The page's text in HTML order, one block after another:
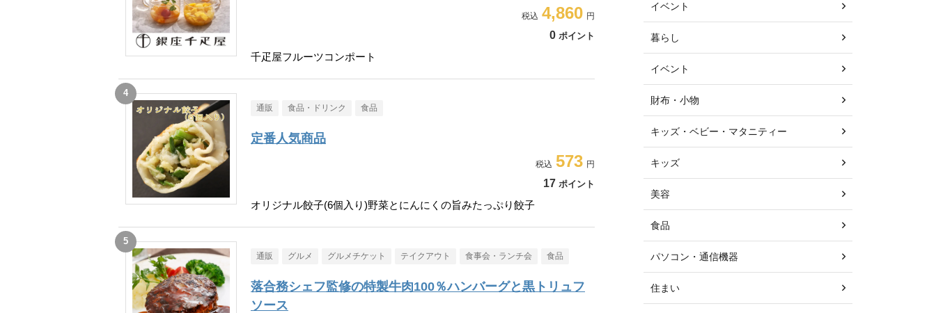
4,860
0 ポイント
千疋屋フルーツコンポート
通販 食品・ドリンク 食品
定番人気商品
573
17 ポイント
オリジナル餃子(6個入り)野菜とにんにくの旨みたっぷり餃子
通販 グルメ グルメチケット テイクアウト 食事会・ランチ会 食品
落合務シェフ監修の特製牛肉100％ハンバーグと黒トリュフ
ソース
イベント
暮らし
イベント
財布・小物
キッズ・ベビー・マタニティー
キッズ
美容
食品
パソコン・通信機器
住まい